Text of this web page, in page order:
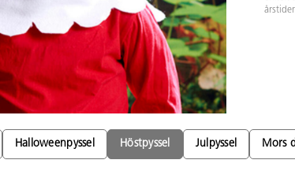
Halloweenpyssel Höstpyssel Julpyssel Mors